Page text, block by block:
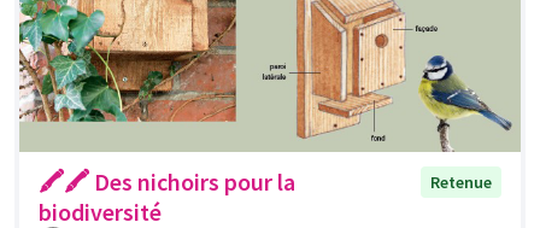
🖍🖍 Des nichoirs pour la
biodiversité
Retenue